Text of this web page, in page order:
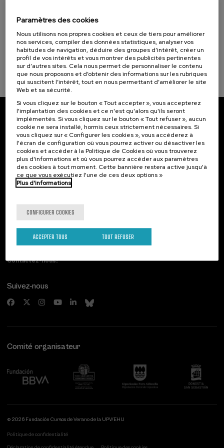
Objectifs de développement durable
...
À PARTIR DE 25 €
Dernières
places
Gratuit
Date
passée
Liste
d'attente
Période
d'inscription
terminée
Abonnez-vous à notre bulletin
Inscrivez-vous pour être le premier à recevoir les
actualités de l'UIK.
S'abonner
Palacio Miramar
20007 Donostia / San Sebastián
Contactez-nous!
Suivez-nous
Comité organisateur
© 2026 Fundación Cursos de Verano de la UPV/EHU
Politique de confidentialité
Paramètres des cookies
Nous utilisons nos propres cookies et ceux de tiers pour améliorer
nos services, compiler des données statistiques, analyser vos
habitudes de navigation, déduire des groupes d’intérêt, créer un
profil de vos intérêts et vous montrer des publicités pertinentes
sur d’autres sites. Cela nous permet de personnaliser le contenu
que nous proposons et d’obtenir des informations sur les rubriques
qui suscitent l’intérêt, tout en nous permettant d’améliorer le site
Web et sa sécurité.
Si vous cliquez sur le bouton « Tout accepter », vous accepterez
l'implantation des cookies et ce n'est qu'alors qu'ils seront
implémentés. Si vous cliquez sur le bouton « Tout refuser », aucun
cookie ne sera installé, hormis ceux strictement nécessaires. Si
vous cliquez sur « Configurer les cookies », vous accéderez à
l'écran de configuration où vous pourrez activer ou désactiver les
cookies et accéder à la Politique de Cookies où vous trouverez
plus d'informations et où vous pourrez accéder aux paramètres
des cookies à tout moment. Cette bannière restera active jusqu'à
ce que vous exécutiez l'une de ces deux options »
Plus d'informations
CONFIGURER COOKIES
TOUT REFUSER
ACCEPTER TOUS